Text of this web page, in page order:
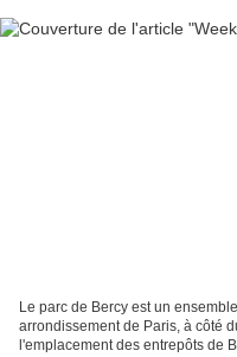
Le parc de Bercy est un
arrondissement de Paris, à côté
l'emplacement des entrepôts de